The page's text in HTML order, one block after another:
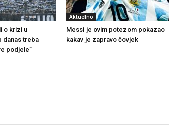
o krizi u
danas treba
podjele”
Aktuelno
Messi je ovim potezom pokazao
kakav je zapravo čovjek